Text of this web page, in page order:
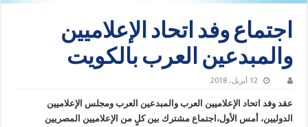
اجتماع وفد اتحاد الإعلاميين
والمبدعين العرب بالكويت
12 أبريل، 2018
عقد وفد اتحاد الإعلاميين العرب والمبدعين العرب ومجلس الإعلاميين
الدوليين، أمس الأول،اجتماع مشترك بين كلٍ من الإعلاميين المصريين